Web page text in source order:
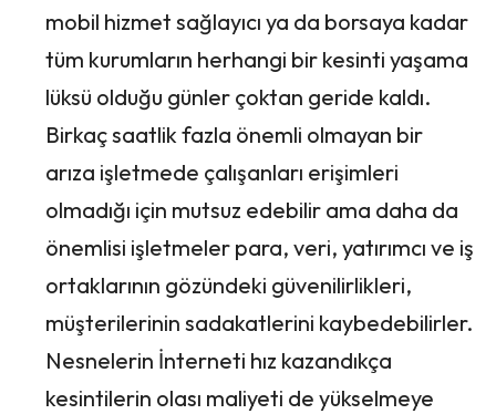
mobil hizmet sağlayıcı ya da borsaya kadar
tüm kurumların herhangi bir kesinti yaşama
lüksü olduğu günler çoktan geride kaldı.
Birkaç saatlik fazla önemli olmayan bir
arıza işletmede çalışanları erişimleri
olmadığı için mutsuz edebilir ama daha da
önemlisi işletmeler para, veri, yatırımcı ve iş
ortaklarının gözündeki güvenilirlikleri,
müşterilerinin sadakatlerini kaybedebilirler.
Nesnelerin İnterneti hız kazandıkça
kesintilerin olası maliyeti de yükselmeye